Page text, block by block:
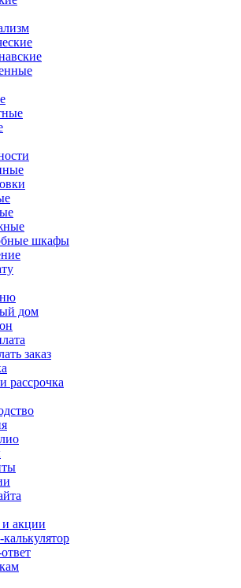
шкафы
дом
заказ
рассрочка
акции